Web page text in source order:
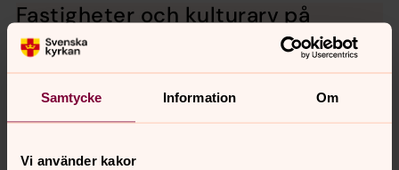
Samtycke Information Om
Vi använder kakor
Fastigheter och kulturarv på
Kornet
I Uppsala stift finns nästan 300 kyrkor och de flesta
och förvaltare av detta stora och viktiga kulturarv. Därtill
kommer en rad andra byggnader som kräver underhåll.